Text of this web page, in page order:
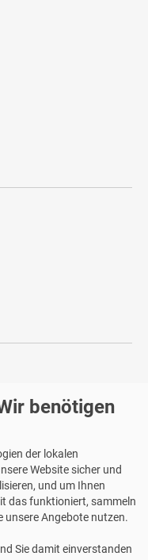
und Postfilialen
Paypal
benötigen
der lokalen
Website sicher und
und um Ihnen
das funktioniert, sammeln
unsere Angebote nutzen.
Sie damit einverstanden